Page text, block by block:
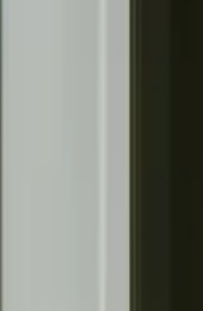
vælge med ro i maven.